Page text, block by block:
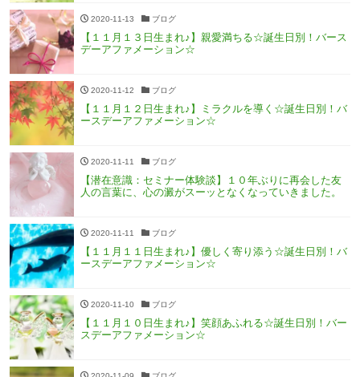
2020-11-13 ブログ
【１１月１３日生まれ♪】親愛満ちる☆誕生日別！バース
デーアファメーション☆
2020-11-12 ブログ
【１１月１２日生まれ♪】ミラクルを導く☆誕生日別！バ
ースデーアファメーション☆
2020-11-11 ブログ
【潜在意識：セミナー体験談】１０年ぶりに再会した友
人の言葉に、心の澱がスーッとなくなっていきました。
2020-11-11 ブログ
【１１月１１日生まれ♪】優しく寄り添う☆誕生日別！バ
ースデーアファメーション☆
2020-11-10 ブログ
【１１月１０日生まれ♪】笑顔あふれる☆誕生日別！バー
スデーアファメーション☆